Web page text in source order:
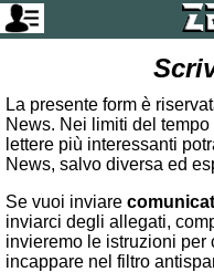
La presente form è
News. Nei limiti del
lettere più interessanti
News, salvo diversa ed
Se vuoi inviare
inviarci degli allegati,
invieremo le istruzioni per
incappare nel filtro